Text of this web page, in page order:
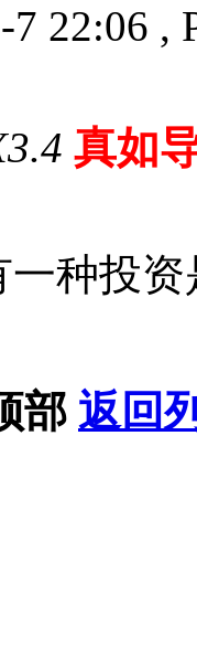
7 22:06 ,
真如
种投
部 返回